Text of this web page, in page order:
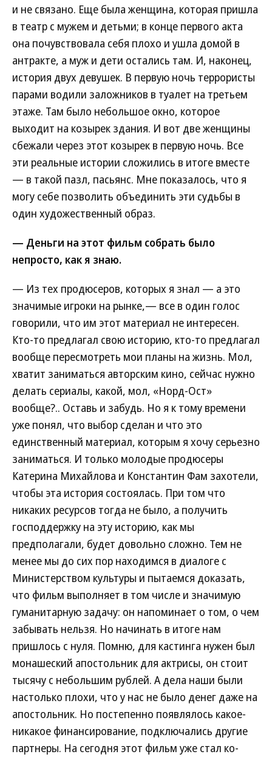
и не связано. Еще была женщина, которая пришла
в театр с мужем и детьми; в конце первого акта
она почувствовала себя плохо и ушла домой в
антракте, а муж и дети остались там. И, наконец,
история двух девушек. В первую ночь террористы
парами водили заложников в туалет на третьем
этаже. Там было небольшое окно, которое
выходит на козырек здания. И вот две женщины
сбежали через этот козырек в первую ночь. Все
эти реальные истории сложились в итоге вместе
— в такой пазл, пасьянс. Мне показалось, что я
могу себе позволить объединить эти судьбы в
один художественный образ.
— Деньги на этот фильм собрать было
непросто, как я знаю.
— Из тех продюсеров, которых я знал — а это
значимые игроки на рынке,— все в один голос
говорили, что им этот материал не интересен.
Кто-то предлагал свою историю, кто-то предлагал
вообще пересмотреть мои планы на жизнь. Мол,
хватит заниматься авторским кино, сейчас нужно
делать сериалы, какой, мол, «Норд-Ост»
вообще?.. Оставь и забудь. Но я к тому времени
уже понял, что выбор сделан и что это
единственный материал, которым я хочу серьезно
заниматься. И только молодые продюсеры
Катерина Михайлова и Константин Фам захотели,
чтобы эта история состоялась. При том что
никаких ресурсов тогда не было, а получить
господдержку на эту историю, как мы
предполагали, будет довольно сложно. Тем не
менее мы до сих пор находимся в диалоге с
Министерством культуры и пытаемся доказать,
что фильм выполняет в том числе и значимую
гуманитарную задачу: он напоминает о том, о чем
забывать нельзя. Но начинать в итоге нам
пришлось с нуля. Помню, для кастинга нужен был
монашеский апостольник для актрисы, он стоит
тысячу с небольшим рублей. А дела наши были
настолько плохи, что у нас не было денег даже на
апостольник. Но постепенно появлялось какое-
никакое финансирование, подключались другие
партнеры. На сегодня этот фильм уже стал ко-